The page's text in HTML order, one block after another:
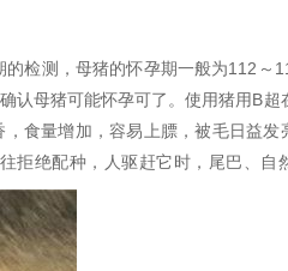
检测，母猪的怀孕期一般为112～
认母猪可能怀孕可了。使用猪用B超
食量增加，容易上膘，被毛日益发
绝配种，人驱赶它时，尾巴、自